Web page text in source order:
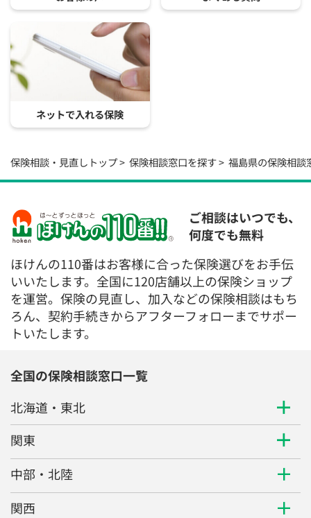
ネットで入れる保険
保険相談・見直しトップ 保険相談窓口を探す 福島県の保険相談
ご相談はいつでも、
何度でも無料
ほけんの110番はお客様に合った保険選びをお手伝
いいたします。全国に120店舗以上の保険ショップ
を運営。保険の見直し、加入などの保険相談はもち
ろん、契約手続きからアフターフォローまでサポー
トいたします。
全国の保険相談窓口一覧
北海道・東北
関東
中部・北陸
関西